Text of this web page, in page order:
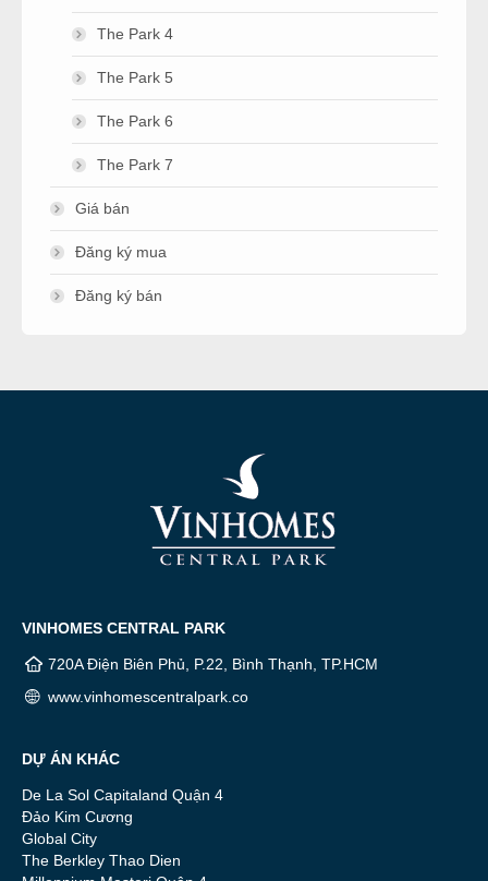
The Park 4
The Park 5
The Park 6
The Park 7
Giá bán
Đăng ký mua
Đăng ký bán
VINHOMES CENTRAL PARK
720A Điện Biên Phủ, P.22, Bình Thạnh, TP.HCM
www.vinhomescentralpark.co
DỰ ÁN KHÁC
De La Sol Capitaland Quận 4
Đảo Kim Cương
Global City
The Berkley Thao Dien